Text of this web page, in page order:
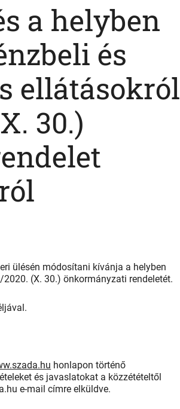
a helyben
és
ellátásokról
30.)
ülésén módosítani kívánja a helyben
(X. 30.) önkormányzati rendeletét.
honlapon történő
és javaslatokat a közzétételtől
e-mail címre elküldve.